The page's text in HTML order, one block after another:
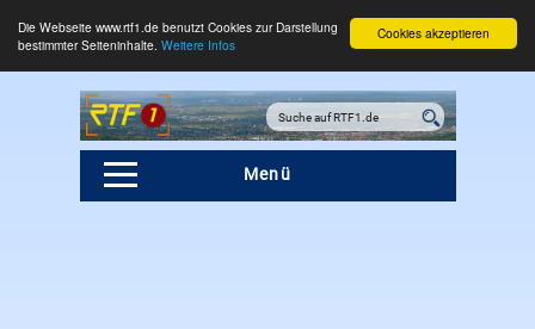
Cookies akzeptieren
Die Webseite www.rtf1.de benutzt Cookies zur Darstellung
bestimmter Seiteninhalte. Weitere Infos
Menü